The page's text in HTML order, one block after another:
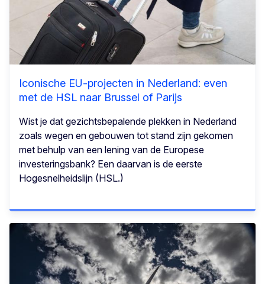
Iconische EU-projecten in Nederland: even
met de HSL naar Brussel of Parijs
Wist je dat gezichtsbepalende plekken in Nederland
zoals wegen en gebouwen tot stand zijn gekomen
met behulp van een lening van de Europese
investeringsbank? Een daarvan is de eerste
Hogesnelheidslijn (HSL.)